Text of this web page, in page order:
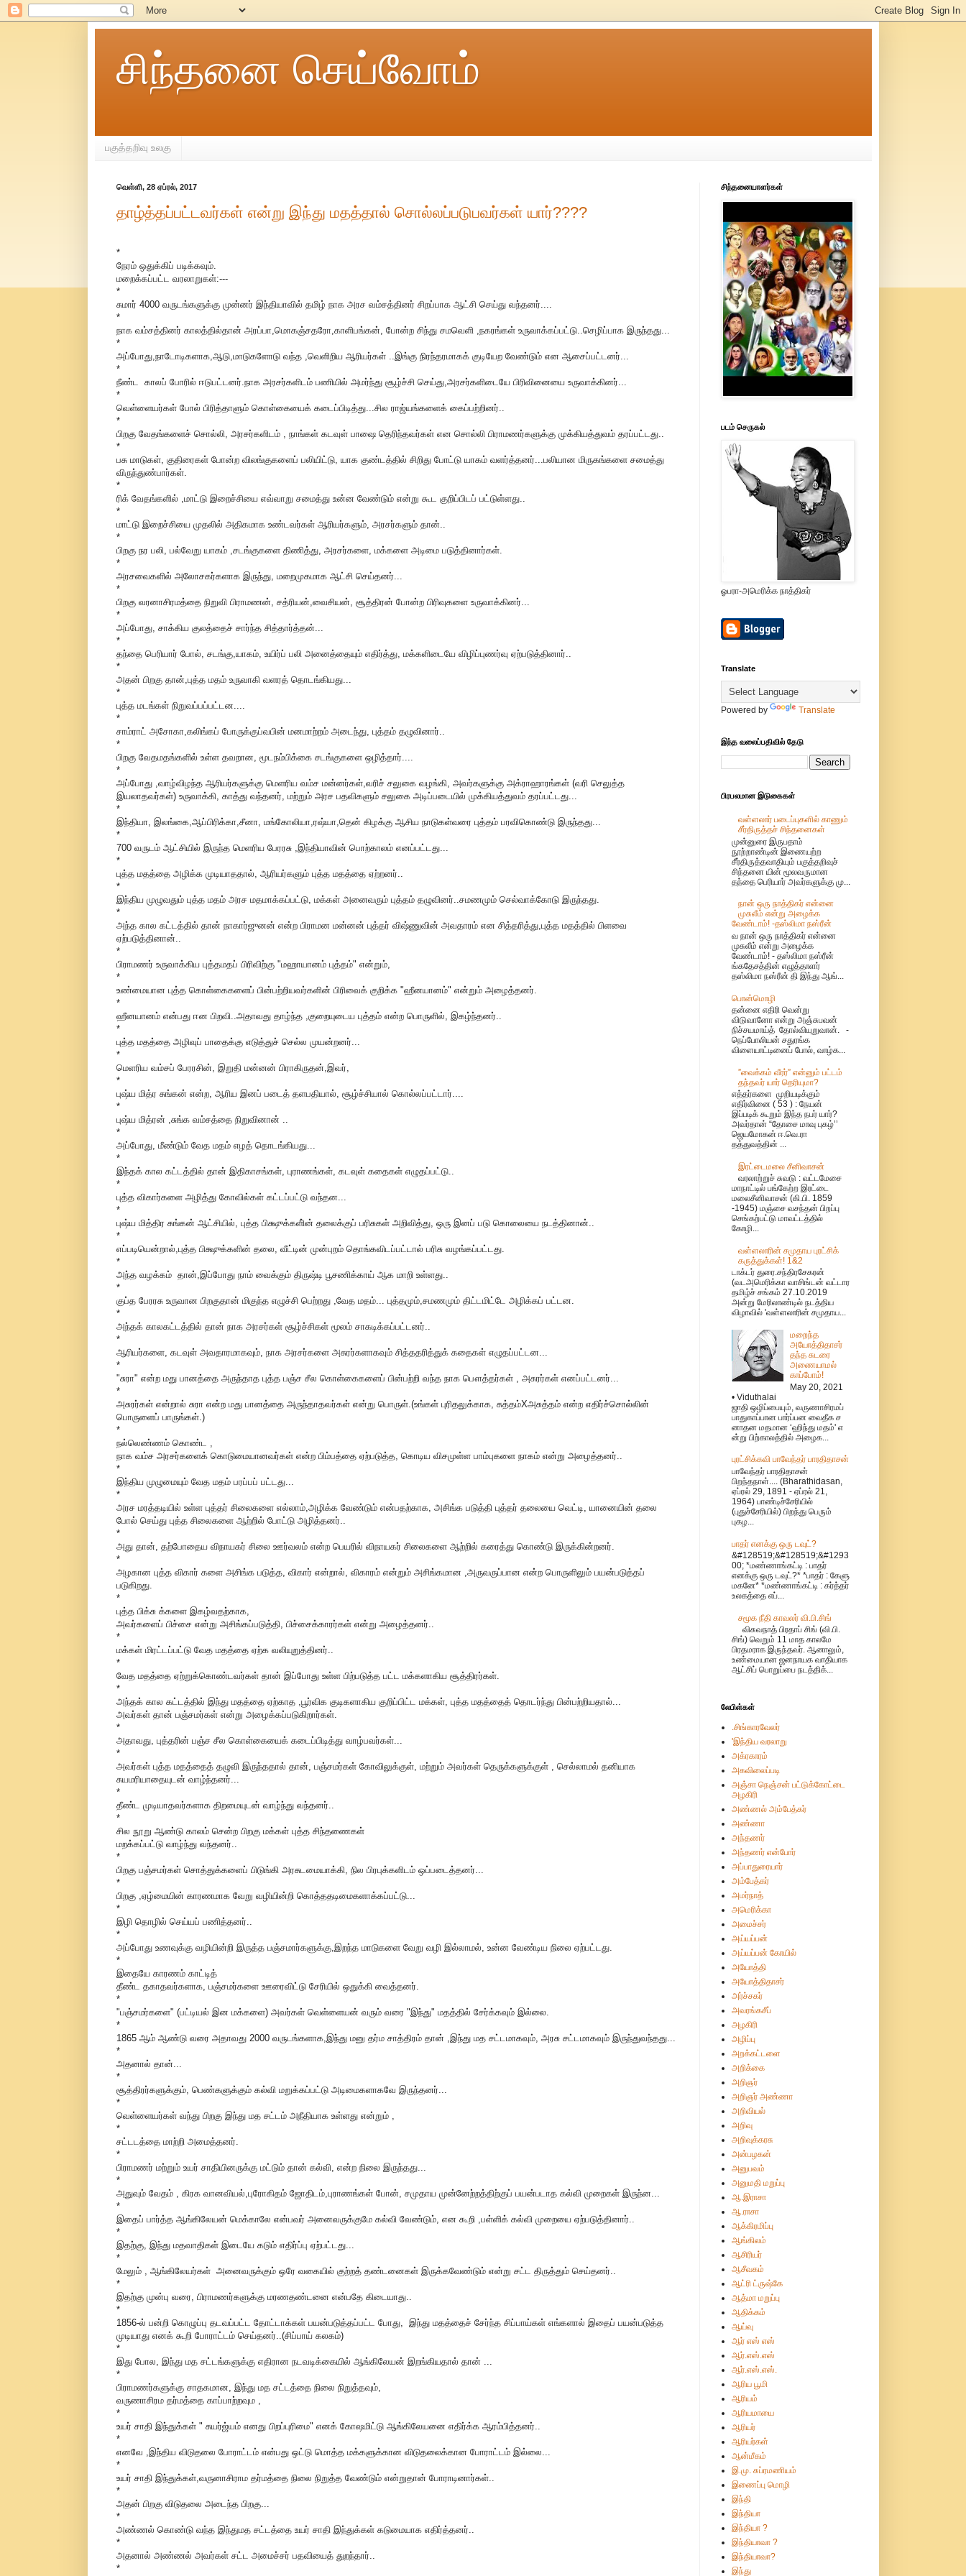
சிந்தனை செய்வோம்
பகுத்தறிவு உலகு
வெள்ளி, 28 ஏப்ரல், 2017
தாழ்த்தப்பட்டவர்கள் என்று இந்து மதத்தால் சொல்லப்படுபவர்கள் யார்????
*
நேரம் ஒதுக்கிப் படிக்கவும்.
மறைக்கப்பட்ட வரலாறுகள்:---
*
சுமார் 4000 வருடங்களுக்கு முன்னர் இந்தியாவில் தமிழ் நாக அரச வம்சத்தினர் சிறப்பாக ஆட்சி செய்து வந்தனர்....
*
நாக வம்சத்தினர் காலத்தில்தான் அரப்பா,மொகஞ்சதரோ,காளிபங்கன், போன்ற சிந்து சமவெளி ,நகரங்கள் உருவாக்கப்பட்டு..செழிப்பாக இருந்தது...
*
அப்போது,நாடோடிகளாக,ஆடு,மாடுகளோடு வந்த ,வெளிறிய ஆரியர்கள் ..இங்கு நிரந்தரமாகக் குடியேற வேண்டும் என ஆசைப்பட்டனர்...
*
நீண்ட காலப் போரில் ஈடுபட்டனர்.நாக அரசர்களிடம் பணியில் அமர்ந்து சூழ்ச்சி செய்து,அரசர்களிடையே பிரிவினையை உருவாக்கினர்...
*
வெள்ளையர்கள் போல் பிரித்தாளும் கொள்கையைக் கடைப்பிடித்து...சில ராஜ்யங்களைக் கைப்பற்றினர்..
*
பிறகு வேதங்களைச் சொல்லி, அரசர்களிடம் , நாங்கள் கடவுள் பாஷை தெரிந்தவர்கள் என சொல்லி பிராமணர்களுக்கு முக்கியத்துவம் தரப்பட்டது..
*
பசு மாடுகள், குதிரைகள் போன்ற விலங்குகளைப் பலியிட்டு, யாக குண்டத்தில் சிறிது போட்டு யாகம் வளர்த்தனர்...பலியான மிருகங்களை சமைத்து
விருந்துண்பார்கள்.
*
ரிக் வேதங்களில் ,மாட்டு இறைச்சியை எவ்வாறு சமைத்து உன்ன வேண்டும் என்று கூட குறிப்பிடப் பட்டுள்ளது..
*
மாட்டு இறைச்சியை முதலில் அதிகமாக உண்டவர்கள் ஆரியர்களும், அரசர்களும் தான்..
*
பிறகு நர பலி, பல்வேறு யாகம் ,சடங்குகளை திணித்து, அரசர்களை, மக்களை அடிமை படுத்தினார்கள்.
*
அரசவைகளில் அலோசகர்களாக இருந்து, மறைமுகமாக ஆட்சி செய்தனர்...
*
பிறகு வரனாசிரமத்தை நிறுவி பிராமணன், சத்ரியன்,வைசியன், சூத்திரன் போன்ற பிரிவுகளை உருவாக்கினர்...
*
அப்போது, சாக்கிய குலத்தைச் சார்ந்த சித்தார்த்தன்...
*
தந்தை பெரியார் போல், சடங்கு,யாகம், உயிர்ப் பலி அனைத்தையும் எதிர்த்து, மக்களிடையே விழிப்புணர்வு ஏற்படுத்தினார்..
*
அதன் பிறகு தான்,புத்த மதம் உருவாகி வளரத் தொடங்கியது...
*
புத்த மடங்கள் நிறுவப்பப்பட்டன....
*
சாம்ராட் அசோகா,கலிங்கப் போருக்குப்வபின் மனமாற்றம் அடைந்து, புத்தம் தழுவினார்..
*
பிறகு வேதமதங்களில் உள்ள தவறான, மூடநம்பிக்கை சடங்குகளை ஒழித்தார்....
*
அப்போது ,வாழ்விழந்த ஆரியர்களுக்கு மெளரிய வம்ச மன்னர்கள்,வரிச் சலுகை வழங்கி, அவர்களுக்கு அக்ராஹாரங்கள் (வரி செலுத்த
இயலாதவர்கள்) உருவாக்கி, காத்து வந்தனர், மற்றும் அரச பதவிகளும் சலுகை அடிப்படையில் முக்கியத்துவம் தரப்பட்டது...
*
இந்தியா, இலங்கை,ஆப்பிரிக்கா,சீனா, மங்கோலியா,ரஷ்யா,தென் கிழக்கு ஆசிய நாடுகள்வரை புத்தம் பரவிகொண்டு இருந்தது...
*
700 வருடம் ஆட்சியில் இருந்த மெளரிய பேரரசு ,இந்தியாவின் பொற்காலம் எனப்பட்டது...
*
புத்த மதத்தை அழிக்க முடியாததால், ஆரியர்களும் புத்த மதத்தை ஏற்றனர்..
*
இந்திய முழுவதும் புத்த மதம் அரச மதமாக்கப்பட்டு, மக்கள் அனைவரும் புத்தம் தழுவினர்..சமணமும் செல்வாக்கோடு இருந்தது.
*
அந்த கால கட்டத்தில் தான் நாகார்ஜுனன் என்ற பிராமன மன்னன் புத்தர் விஷ்ணுவின் அவதாரம் என சித்தரித்து,புத்த மதத்தில் பிளவை
ஏற்படுத்தினான்..
*
பிராமணர் உருவாக்கிய புத்தமதப் பிரிவிற்கு "மஹாயானம் புத்தம்" என்றும்,
*
உண்மையான புத்த கொள்கைகளைப் பின்பற்றியவர்களின் பிரிவைக் குறிக்க "ஹீனயானம்" என்றும் அழைத்தனர்.
*
ஹீனயானம் என்பது ஈன பிறவி..அதாவது தாழ்ந்த ,குறையுடைய புத்தம் என்ற பொருளில், இகழ்ந்தனர்..
*
புத்த மதத்தை அழிவுப் பாதைக்கு எடுத்துச் செல்ல முயன்றனர்...
*
மெளரிய வம்சப் பேரரசின், இறுதி மன்னன் பிராகிருதன்,இவர்,
*
புஷ்ய மித்ர சுங்கன் என்ற, ஆரிய இனப் படைத் தளபதியால், சூழ்ச்சியால் கொல்லப்பட்டார்....
*
புஷ்ய மித்ரன் ,சுங்க வம்சத்தை நிறுவினான் ..
*
அப்போது, மீண்டும் வேத மதம் எழத் தொடங்கியது...
*
இந்தக் கால கட்டத்தில் தான் இதிகாசங்கள், புராணங்கள், கடவுள் கதைகள் எழுதப்பட்டு..
*
புத்த விகார்களை அழித்து கோவில்கள் கட்டப்பட்டு வந்தன...
*
புஷ்ய மித்திர சுங்கன் ஆட்சியில், புத்த பிக்ஷுக்களி்ன் தலைக்குப் பரிசுகள் அறிவித்து, ஒரு இனப் படு கொலையை நடத்தினான்..
*
எப்படியென்றால்,புத்த பிக்ஷுக்களின் தலை, வீட்டின் முன்புறம் தொங்கவிடப்பட்டால் பரிசு வழங்கப்பட்டது.
*
அந்த வழக்கம் தான்,இப்போது நாம் வைக்கும் திருஷ்டி பூசணிக்காய் ஆக மாறி உள்ளது..
*
குப்த பேரரசு உருவான பிறகுதான் மிகுந்த எழுச்சி பெற்றது ,வேத மதம்... புத்தமும்,சமணமும் திட்டமிட்டே அழிக்கப் பட்டன.
*
அந்தக் காலகட்டத்தில் தான் நாக அரசர்கள் சூழ்ச்சிகள் மூலம் சாகடிக்கப்பட்டனர்..
*
ஆரியர்களை, கடவுள் அவதாரமாகவும், நாக அரசர்களை அசுரர்களாகவும் சித்ததரித்துக் கதைகள் எழுதப்பட்டன...
*
"சுரா" என்ற மது பானத்தை அருந்தாத புத்த பஞ்ச சீல கொள்கைகளைப் பின்பற்றி வந்த நாக பௌத்தர்கள் , அசுரர்கள் எனப்பட்டனர்...
*
அசுரர்கள் என்றால் சுரா என்ற மது பானத்தை அருந்தாதவர்கள் என்று பொருள்.(உங்கள் புரிதலுக்காக, சுத்தம்Xஅசுத்தம் என்ற எதிர்ச்சொல்லின்
பொருளைப் பாருங்கள்.)
*
நல்லெண்ணம் கொண்ட ,
நாக வம்ச அரசர்களைக் கொடுமையானவர்கள் என்ற பிம்பத்தை ஏற்படுத்த, கொடிய விசமுள்ள பாம்புகளை நாகம் என்று அழைத்தனர்..
*
இந்திய முழுமையும் வேத மதம் பரப்பப் பட்டது...
*
அரச மரத்தடியில் உள்ள புத்தர் சிலைகளை எல்லாம்,அழிக்க வேண்டும் என்பதற்காக, அசிங்க படுத்தி புத்தர் தலையை வெட்டி, யானையின் தலை
போல் செய்து புத்த சிலைகளை ஆற்றில் போட்டு அழித்தனர்..
*
அது தான், தற்போதைய விநாயகர் சிலை ஊர்வலம் என்ற பெயரில் விநாயகர் சிலைகளை ஆற்றில் கரைத்து கொண்டு இருக்கின்றனர்.
*
அழகான புத்த விகார் களை அசிங்க படுத்த, விகார் என்றால், விகாரம் என்றும் அசிங்கமான ,அருவருப்பான என்ற பொருளிலும் பயன்படுத்தப்
படுகிறது.
*
புத்த பிக்சு க்களை இகழ்வதற்காக,
அவர்களைப் பிச்சை என்று அசிங்கப்படுத்தி, பிச்சைக்காரர்கள் என்று அழைத்தனர்..
*
மக்கள் மிரட்டப்பட்டு வேத மதத்தை ஏற்க வலியுறுத்தினர்..
*
வேத மதத்தை ஏற்றுக்கொண்டவர்கள் தான் இப்போது உள்ள பிற்படுத்த பட்ட மக்களாகிய சூத்திரர்கள்.
*
அந்தக் கால கட்டத்தில் இந்து மதத்தை ஏற்காத ,பூர்விக குடிகளாகிய குறிப்பிட்ட மக்கள், புத்த மதத்தைத் தொடர்ந்து பின்பற்றியதால்...
அவர்கள் தான் பஞ்சமர்கள் என்று அழைக்கப்படுகிறார்கள்.
*
அதாவது, புத்தரின் பஞ்ச சீல கொள்கையைக் கடைப்பிடித்து வாழ்பவர்கள்...
*
அவர்கள் புத்த மதத்தைத் தழுவி இருந்ததால் தான், பஞ்சமர்கள் கோவிலுக்குள், மற்றும் அவர்கள் தெருக்களுக்குள் , செல்லாமல் தனியாக
சுயமரியாதையுடன் வாழ்ந்தனர்...
*
தீண்ட முடியாதவர்களாக திறமையுடன் வாழ்ந்து வந்தனர்..
*
சில நூறு ஆண்டு காலம் சென்ற பிறகு மக்கள் புத்த சிந்தணைகள்
மறக்கப்பட்டு வாழ்ந்து வந்தனர்..
*
பிறகு பஞ்சமர்கள் சொத்துக்களைப் பிடுங்கி அரசுடமையாக்கி, நில பிரபுக்களிடம் ஒப்படைத்தனர்...
*
பிறகு ,ஏழ்மையின் காரணமாக வேறு வழியின்றி கொத்ததடிமைகளாக்கப்பட்டு...
*
இழி தொழில் செய்யப் பணித்தனர்..
*
அப்போது உணவுக்கு வழியின்றி இருத்த பஞ்சமார்களுக்கு,இறந்த மாடுகளை வேறு வழி இல்லாமல், உன்ன வேண்டிய நிலை ஏற்பட்டது.
*
இதையே காரணம் காட்டித்
தீண்ட தகாதவர்களாக, பஞ்சமர்களை ஊரைவிட்டு சேரியில் ஒதுக்கி வைத்தனர்.
*
"பஞ்சமர்களை" (பட்டியல் இன மக்களை) அவர்கள் வெள்ளையன் வரும் வரை "இந்து" மதத்தில் சேர்க்கவும் இல்லை.
*
1865 ஆம் ஆண்டு வரை அதாவது 2000 வருடங்களாக,இந்து மனு தர்ம சாத்திரம் தான் ,இந்து மத சட்டமாகவும், அரசு சட்டமாகவும் இருந்துவந்தது...
*
அதனால் தான்...
*
சூத்திரர்களுக்கும், பெண்களுக்கும் கல்வி மறுக்கப்பட்டு அடிமைகளாகவே இருந்தனர்...
*
வெள்ளையர்கள் வந்து பிறகு இந்து மத சட்டம் அநீதியாக உள்ளது என்றும் ,
*
சட்டடத்தை மாற்றி அமைத்தனர்.
*
பிராமணர் மற்றும் உயர் சாதியினருக்கு மட்டும் தான் கல்வி, என்ற நிலை இருந்தது...
*
அதுவும் வேதம் , கிரக வானவியல்,புரோகிதம் ஜோதிடம்,புராணங்கள் போன், சமுதாய முன்னேற்றத்திற்குப் பயன்படாத கல்வி முறைகள் இருந்ன...
*
இதைப் பார்த்த ஆங்கிலேயன் மெக்காலே என்பவர் அனைவருக்குமே கல்வி வேண்டும், என கூறி ,பள்ளிக் கல்வி முறையை ஏற்படுத்தினார்..
*
இதற்கு, இந்து மதவாதிகள் இடையே கடும் எதிர்ப்பு ஏற்பட்டது...
*
மேலும் , ஆங்கிலேயர்கள் அனைவருக்கும் ஒரே வகையில் குற்றத் தண்டனைகள் இருக்கவேண்டும் என்று சட்ட திருத்தும் செய்தனர்..
*
இதற்கு முன்பு வரை, பிராமணர்களுக்கு மரணதண்டனை என்பதே கிடையாது..
*
1856-ல் பன்றி கொழுப்பு தடவப்பட்ட தோட்டாக்கள் பயன்படுத்தப்பட்ட போது, இந்து மதத்தைச் சேர்ந்த சிப்பாய்கள் எங்களால் இதைப் பயன்படுத்த
முடியாது எனக் கூறி போராட்டம் செய்தனர்..(சிப்பாய் கலகம்)
*
இது போல, இந்து மத சட்டங்களுக்கு எதிரான நடவடிக்கையில் ஆங்கிலேயன் இறங்கியதால் தான் ...
*
பிராமணர்களுக்கு சாதகமான, இந்து மத சட்டத்தை நிலை நிறுத்தவும்,
வருணாசிரம தர்மத்தை காப்பாற்றவும ,
*
உயர் சாதி இந்துக்கள் " சுயர்ஜ்யம் எனது பிறப்புரிமை" எனக் கோஷமிட்டு ஆங்கிலேயனை எதிர்க்க ஆரம்பித்தனர்..
*
எனவே ,இந்திய விடுதலை போராட்டம் என்பது ஒட்டு மொத்த மக்களுக்கான விடுதலைக்கான போராட்டம் இல்லை...
*
உயர் சாதி இந்துக்கள்,வருனாசிராம தர்மத்தை நிலை நிறுத்த வேண்டும் என்றுதான் போராடினார்கள்..
*
அதன் பிறகு விடுதலை அடைந்த பிறகு...
*
அண்ணல் கொண்டு வந்த இந்துமத சட்டத்தை உயர் சாதி இந்துக்கள் கடுமையாக எதிர்த்தனர்..
*
அதனால் அண்ணல் அவர்கள் சட்ட அமைச்சர் பதவியைத் துறந்தார்..
*
சிந்தனையாளர்கள்
படம் செருகல்
ஓபரா-அமெரிக்க நாத்திகர்
Translate
Powered by Translate
இந்த வலைப்பதிவில் தேடு
பிரபலமான இடுகைகள்
வள்ளலார் படைப்புகளில் காணும்
சீர்திருத்தச் சிந்தனைகள்
முன்னுரை இருபதாம்
நூற்றாண்டின் இணையற்ற
சீர்திருத்தவாதியும் பகுத்தறிவுச்
சிந்தனை யின் மூலவருமான
தந்தை பெரியார் அவர்களுக்கு மு...
நான் ஒரு நாத்திகர் என்னை
முசுலீம் என்று அழைக்க
வேண்டாம்! -தஸ்லிமா நஸ்ரீன்
வ நான் ஒரு நாத்திகர் என்னை
முசுலீம் என்று அழைக்க
வேண்டாம்! - தஸ்லிமா நஸ்ரீன்
ங்கதேசத்தின் எழுத்தாளர்
தஸ்லிமா நஸ்ரீன் தி இந்து ஆங்...
பொன்மொழி
தன்னை எதிரி வென்று
விடுவானோ என்று அஞ்சுபவன்
நிச்சயமாய்த் தோல்வியுறுவான். -
நெப்போலியன் சதுரங்க
விளையாட்டினைப் போல், வாழ்க...
”வைக்கம் வீரர்” என்னும் பட்டம்
தந்தவர் யார் தெரியுமா?
எத்தர்களை முறியடிக்கும்
எதிர்வினை ( 53 ) : நேயன்
இப்படிக் கூறும் இந்த நபர் யார்?
அவர்தான் “தோசை மாவு புகழ்’’
ஜெயமோகன் ஈ.வெ.ரா
தத்துவத்தின் ...
இரட்டைமலை சீனிவாசன்
வரலாற்றுச் சுவடு : வட்டமேசை
மாநாட்டில் பங்கேற்ற இரட்டை
மலைசீனிவாசன் (கி.பி. 1859
-1945) மஞ்சை வசந்தன் பிறப்பு
செங்கற்பட்டு மாவட்டத்தில்
கோழி...
வள்ளலாரின் சமுதாய புரட்சிக்
கருத்துக்கள்! 1&2
டாக்டர் துரை.சந்திரசேகரன்
(வடஅமெரிக்கா வாசிங்டன் வட்டார
தமிழ்ச் சங்கம் 27.10.2019
அன்று மேரிலாண்டில் நடத்திய
விழாவில் 'வள்ளலாரின் சமுதாய...
மறைந்த
அயோத்திதாசர்
தந்த சுடரை
அணையாமல்
காப்போம்!
May 20, 2021
• Viduthalai
ஜாதி ஒழிப்பையும், வருணாசிரமப்
பாதுகாப்பான பார்ப்பன வைதீக ச
னாதன மதமான ‘ஹிந்து மதம்' எ
ன்று பிற்காலத்தில் அழைக...
புரட்சிக்கவி பாவேந்தர் பாரதிதாசன்
பாவேந்தர் பாரதிதாசன்
பிறந்தநாள்.... (Bharathidasan,
ஏப்ரல் 29, 1891 - ஏப்ரல் 21,
1964) பாண்டிச்சேரியில்
(புதுச்சேரியில்) பிறந்து பெரும்
புகழ...
பாதர் எனக்கு ஒரு டவுட்?
&#128519;&#128519;&#1293
00; *மண்ணாங்கட்டி : பாதர்
எனக்கு ஒரு டவுட்?* *பாதர் : கேளு
மகனே* *மண்ணாங்கட்டி : கர்த்தர்
உலகத்தை எப்...
சமூக நீதி காவலர் வி.பி.சிங்
விசுவநாத் பிரதாப் சிங் (வி.பி.
சிங்) வெறும் 11 மாத காலமே
பிரதமராக இருந்தவர். ஆனாலும்,
உண்மையான ஜனநாயக வாதியாக
ஆட்சிப் பொறுப்பை நடத்திக்...
லேபிள்கள்
.சிங்காரவேலர்
'இந்திய வரலாறு
அக்ரகாரம்
அகவிலைப்படி
அஞ்சா நெஞ்சன் பட்டுக்கோட்டை
அழகிரி
அண்ணல் அம்பேத்கர்
அண்ணா
அந்தணர்
அந்தணர் என்போர்
அப்பாதுரையார்
அம்பேத்கர்
அமர்நாத்
அமெரிக்கா
அமைச்சர்
அய்யப்பன்
அய்யப்பன் கோயில்
அயோத்தி
அயோத்திதாசர்
அர்ச்சகர்
அவரங்கசீப்
அழகிரி
அழிப்பு
அறக்கட்டளை
அறிக்கை
அறிஞர்
அறிஞர் அண்ணா
அறிவியல்
அறிவு
அறிவுக்கரசு
அன்பழகன்
அனுபவம்
அனுமதி மறுப்பு
ஆ.இராசா
ஆ.ராசா
ஆக்கிரமிப்பு
ஆங்கிலம்
ஆசிரியர்
ஆசீவகம்
ஆட்ரி ட்ருஷ்கே
ஆத்மா மறுப்பு
ஆதிக்கம்
ஆய்வு
ஆர் எஸ் எஸ்
ஆர்.எஸ்.எஸ்
ஆர்.எஸ்.எஸ்.
ஆரிய பூமி
ஆரியம்
ஆரியமாயை
ஆரியர்
ஆரியர்கள்
ஆன்மீகம்
இ.மு. சுப்ரமணியம்
இணைப்பு மொழி
இந்தி
இந்தியா
இந்தியா ?
இந்தியாவா ?
இந்தியாவா?
இந்து